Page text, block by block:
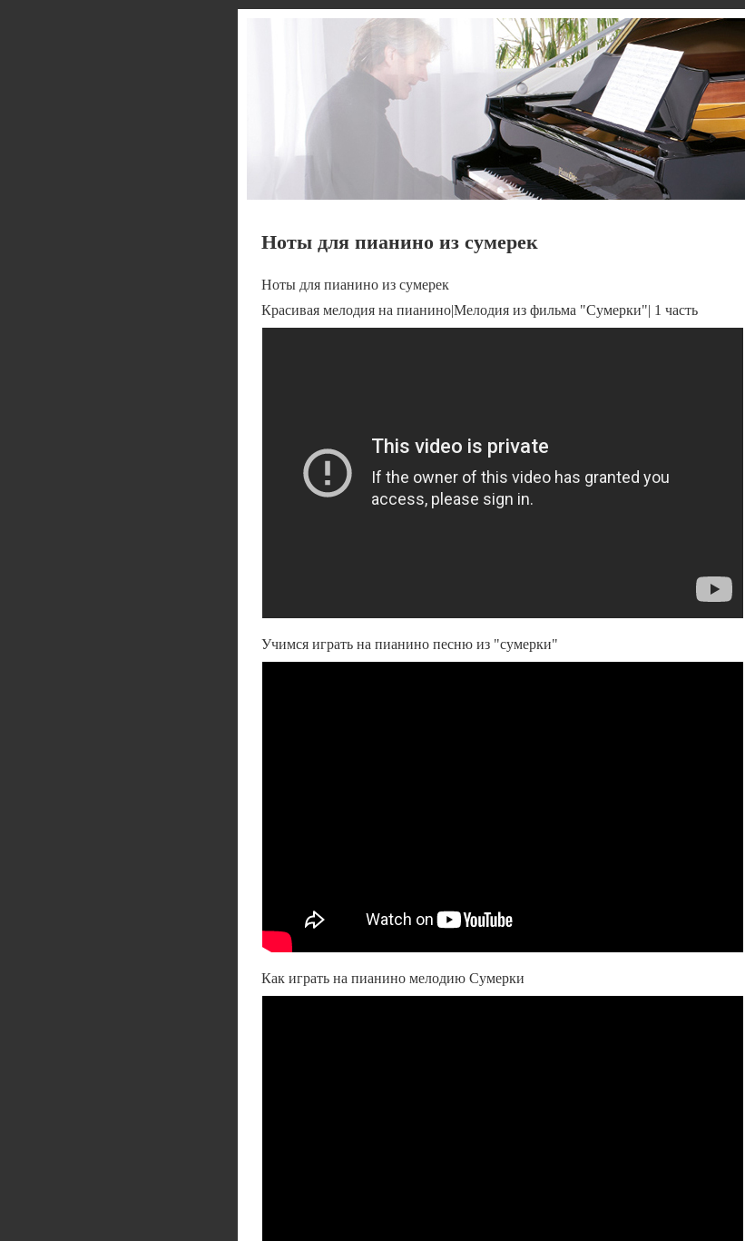
Ноты для пианино из сумерек
Ноты для пианино из сумерек
Красивая мелодия на пианино|Мелодия из фильма "Сумерки"| 1 часть
Учимся играть на пианино песню из "сумерки"
Как играть на пианино мелодию Сумерки